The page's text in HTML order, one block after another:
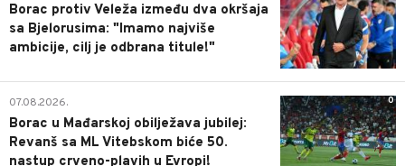
Borac protiv Veleža između dva okršaja
sa Bjelorusima: "Imamo najviše
ambicije, cilj je odbrana titule!"
0
07.08.2026.
Borac u Mađarskoj obilježava jubilej:
Revanš sa ML Vitebskom biće 50.
nastup crveno-plavih u Evropi!